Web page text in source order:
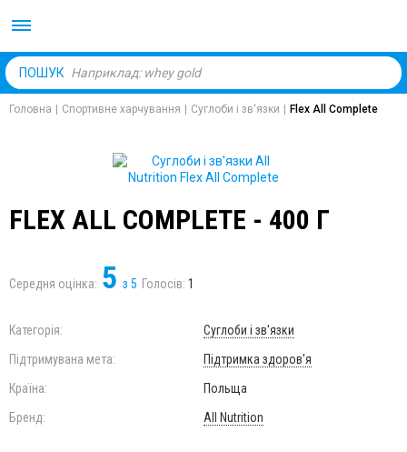
ПОШУК
Головна Спортивне харчування Суглоби і зв'язки Flex All Complete
FLEX ALL COMPLETE - 400 Г
Середня оцінка: 5 з 5 Голосів: 1
Категорія:
Суглоби і зв'язки
Підтримувана мета:
Підтримка здоров'я
Країна:
Польща
Бренд:
All Nutrition